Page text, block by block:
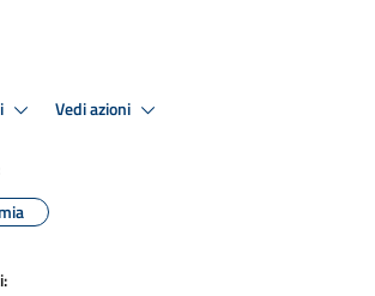
Vedi azioni